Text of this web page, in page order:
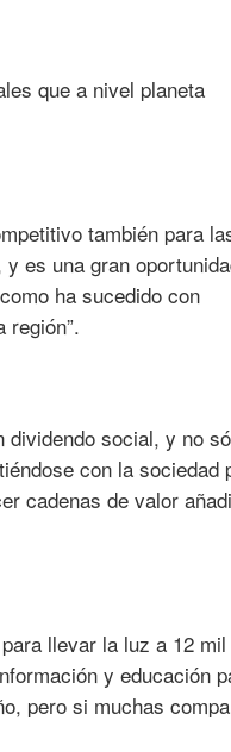
que a nivel planeta
también para
es una gran
ha sucedido con
región”.
dividendo social, y no
con la sociedad
cadenas de valor
llevar la luz a 12 mil
y educación
pero si muchas